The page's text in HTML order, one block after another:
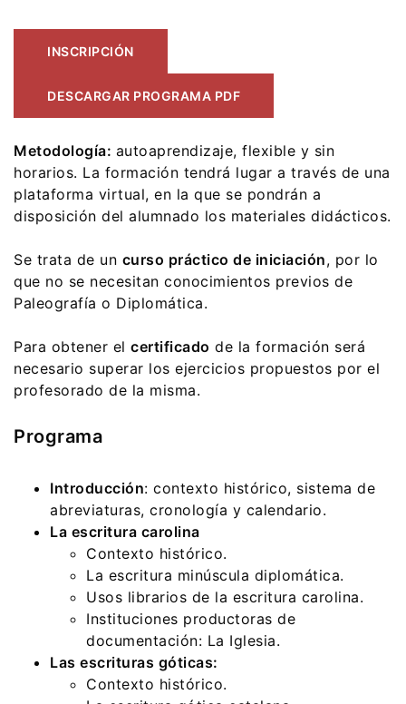
INSCRIPCIÓN
DESCARGAR PROGRAMA PDF
Metodología: autoaprendizaje, flexible y sin
horarios. La formación tendrá lugar a través de una
plataforma virtual, en la que se pondrán a
disposición del alumnado los materiales didácticos.
Se trata de un curso práctico de iniciación, por lo
que no se necesitan conocimientos previos de
Paleografía o Diplomática.
Para obtener el certificado de la formación será
necesario superar los ejercicios propuestos por el
profesorado de la misma.
Programa
Introducción: contexto histórico, sistema de
abreviaturas, cronología y calendario.
La escritura carolina
Contexto histórico.
La escritura minúscula diplomática.
Usos librarios de la escritura carolina.
Instituciones productoras de
documentación: La Iglesia.
Las escrituras góticas:
Contexto histórico.